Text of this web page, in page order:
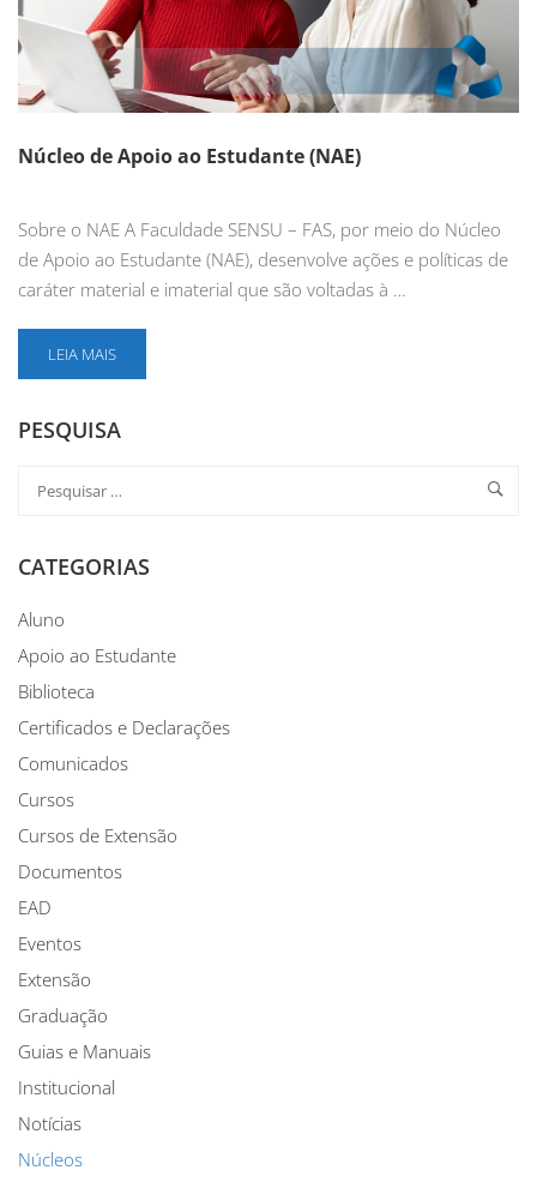
Núcleo de Apoio ao Estudante (NAE)
Sobre o NAE A Faculdade SENSU – FAS, por meio do Núcleo
de Apoio ao Estudante (NAE), desenvolve ações e políticas de
caráter material e imaterial que são voltadas à …
LEIA MAIS
PESQUISA
CATEGORIAS
Aluno
Apoio ao Estudante
Biblioteca
Certificados e Declarações
Comunicados
Cursos
Cursos de Extensão
Documentos
EAD
Eventos
Extensão
Graduação
Guias e Manuais
Institucional
Notícias
Núcleos